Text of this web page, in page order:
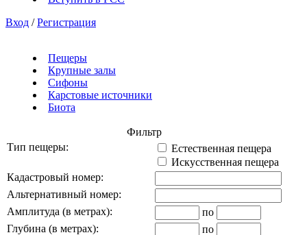
Вход / Регистрация
Пещеры
Крупные залы
Сифоны
Карстовые источники
Биота
Фильтр
Тип пещеры:
Естественная пещера
Искусственная пещера
Кадастровый номер:
Альтернативный номер:
Амплитуда (в метрах):
по
Глубина (в метрах):
по